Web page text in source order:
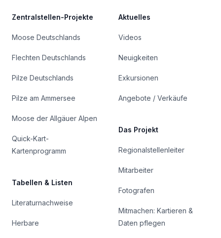
Zentralstellen-Projekte
Moose Deutschlands
Flechten Deutschlands
Pilze Deutschlands
Pilze am Ammersee
Moose der Allgäuer Alpen
Quick-Kart-
Kartenprogramm
Tabellen & Listen
Literaturnachweise
Herbare
Aktuelles
Videos
Neuigkeiten
Exkursionen
Angebote / Verkäufe
Das Projekt
Regionalstellenleiter
Mitarbeiter
Fotografen
Mitmachen: Kartieren &
Daten pflegen